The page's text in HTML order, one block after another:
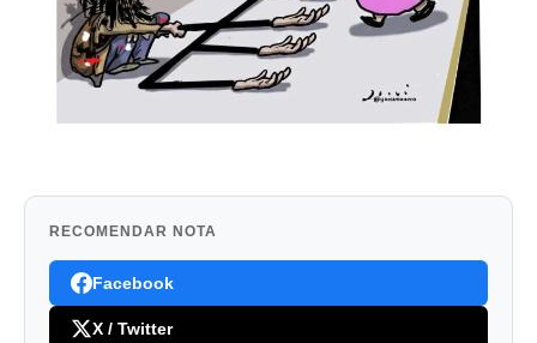
RECOMENDAR NOTA
Facebook
X / Twitter